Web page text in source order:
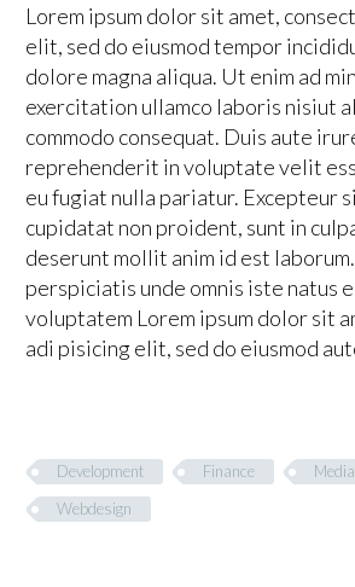
Lorem ipsum dolor sit amet,
elit, sed do eiusmod tempor
dolore magna aliqua. Ut enim ad
exercitation ullamco laboris nisiut
commodo consequat. Duis aute
reprehenderit in voluptate velit
eu fugiat nulla pariatur. Excepteur
cupidatat non proident, sunt in
deserunt mollit anim id est
perspiciatis unde omnis iste natus
voluptatem Lorem ipsum dolor sit
adi pisicing elit, sed do eiusmod
Development Finance
Media
Webdesign